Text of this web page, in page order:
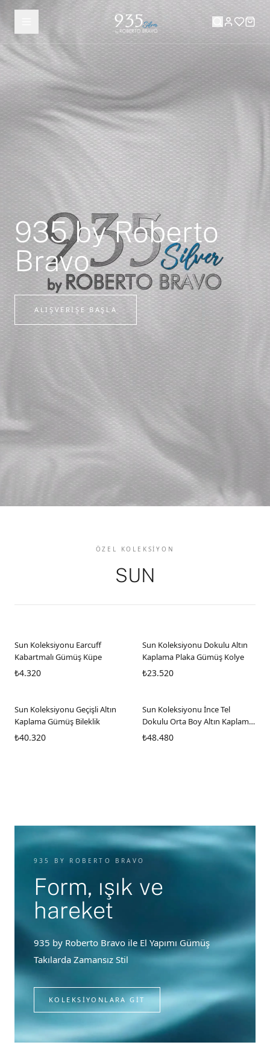
935 by Roberto
Bravo
ALIŞVERİŞE BAŞLA
ÖZEL KOLEKSIYON
SUN
Sun Koleksiyonu Earcuff
Kabartmalı Gümüş Küpe
₺4.320
Sun Koleksiyonu Dokulu Altın
Kaplama Plaka Gümüş Kolye
₺23.520
Sun Koleksiyonu Geçişli Altın
Kaplama Gümüş Bileklik
₺40.320
Sun Koleksiyonu İnce Tel
Dokulu Orta Boy Altın Kaplama
Kelepçe Gümüş Bilekl
₺48.480
935 BY ROBERTO BRAVO
Form, ışık ve
hareket
935 by Roberto Bravo ile El Yapımı Gümüş
Takılarda Zamansız Stil
KOLEKSIYONLARA GIT